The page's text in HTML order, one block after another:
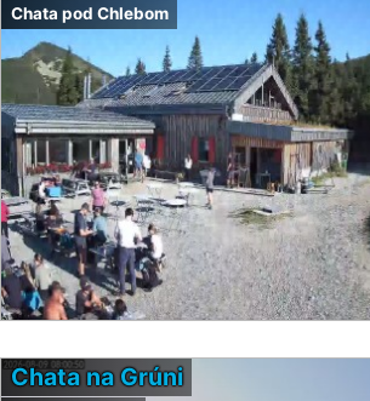
Chata pod Chlebom
Chata na Grúni